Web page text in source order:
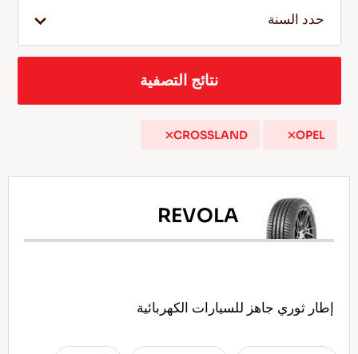
الخدمة والمساعدة
نصائح للقيادة في الثلج
اقرأ المزيد
حدد السنة
نتائج التصفية
OPEL
CROSSLAND
REVOLA
إطار ثوري جاهز للسيارات الكهربائية